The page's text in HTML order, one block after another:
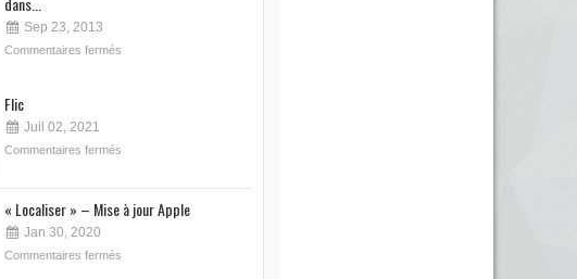
Sep 23, 2013
Commentaires fermés
Flic
Juil 02, 2021
Commentaires fermés
« Localiser » – Mise à jour Apple
Jan 30, 2020
Commentaires fermés